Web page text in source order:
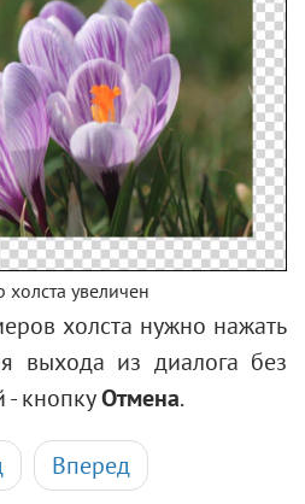
холста увеличен
холста нужно нажать
выхода из диалога без
- кнопкуОтмена.
Вперед